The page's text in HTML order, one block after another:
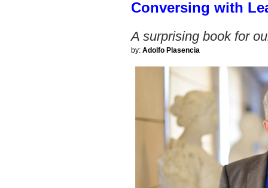
Conversing with
A surprising book for
by: Adolfo Plasencia